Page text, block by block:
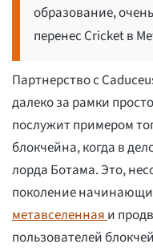
образование,
перенес Cricket в
Партнерство с
далеко за рамки
послужит примером
блокчейна, когда в
лорда Ботама. Это,
поколение
метавселенная и
пользователей